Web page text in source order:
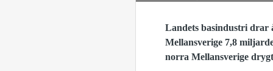
Landets basindustri drar
Mellansverige 7,8
norra Mellansverige